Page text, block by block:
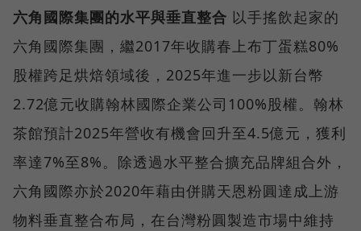
六角國際集團的水平與垂直整合 以手搖飲起家的
六角國際集團，繼2017年收購春上布丁蛋糕80%
股權跨足烘焙領域後，2025年進一步以新台幣
2.72億元收購翰林國際企業公司100%股權。翰林
茶館預計2025年營收有機會回升至4.5億元，獲利
率達7%至8%。除透過水平整合擴充品牌組合外，
六角國際亦於2020年藉由併購天恩粉圓達成上游
物料垂直整合布局，在台灣粉圓製造市場中維持